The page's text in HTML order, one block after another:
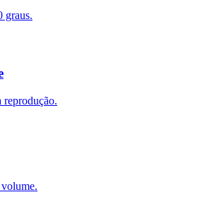
graus.
reprodução.